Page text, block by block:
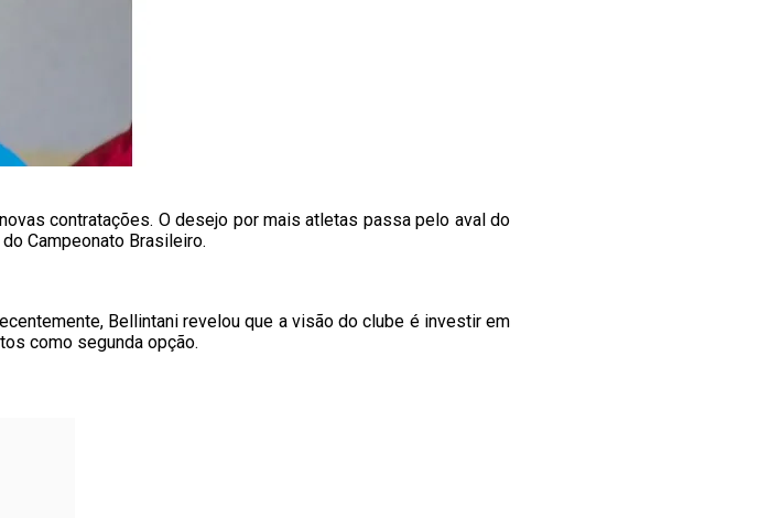
contratações. O desejo por mais atletas passa pelo aval do
Campeonato Brasileiro.
Bellintani revelou que a visão do clube é investir em
como segunda opção.